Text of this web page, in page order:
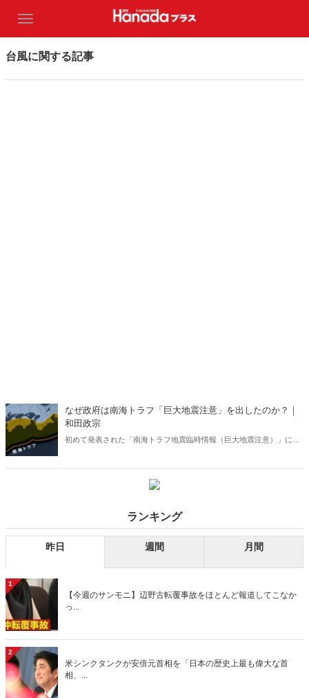
台風に関する記事
なぜ政府は南海トラフ「巨大地震注意」を出したのか？｜
和田政宗
初めて発表された「南海トラフ地震臨時情報（巨大地震注意）」に対
ランキング
昨日 週間 月間
1
【今週のサンモニ】辺野古転覆事故をほとんど報道してこなか
っ...
2
米シンクタンクが安倍元首相を「日本の歴史上最も偉大な首
相、...